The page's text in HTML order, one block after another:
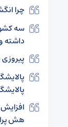
چرا
سه
هش